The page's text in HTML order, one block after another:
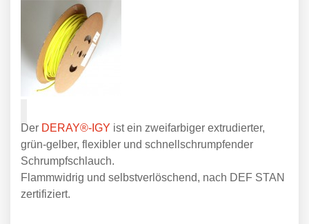
Der DERAY®-IGY ist ein zweifarbiger extrudierter,
grün-gelber, flexibler und schnellschrumpfender
Schrumpfschlauch.
Flammwidrig und selbstverlöschend, nach DEF STAN
zertifiziert.